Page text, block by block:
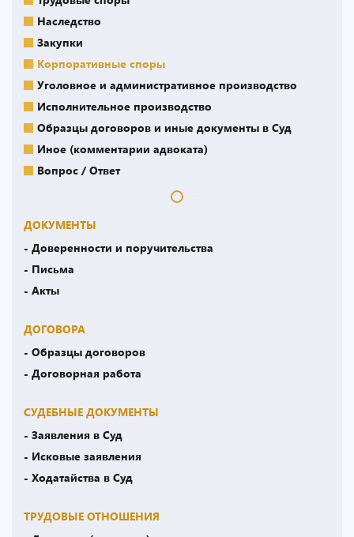
Наследство
Закупки
Корпоративные споры
Уголовное и административное производство
Исполнительное производство
Образцы договоров и иные документы в Суд
Иное (комментарии адвоката)
Вопрос / Ответ
ДОКУМЕНТЫ
- Доверенности и поручительства
- Письма
- Акты
ДОГОВОРА
- Образцы договоров
- Договорная работа
СУДЕБНЫЕ ДОКУМЕНТЫ
- Заявления в Суд
- Исковые заявления
- Ходатайства в Суд
ТРУДОВЫЕ ОТНОШЕНИЯ